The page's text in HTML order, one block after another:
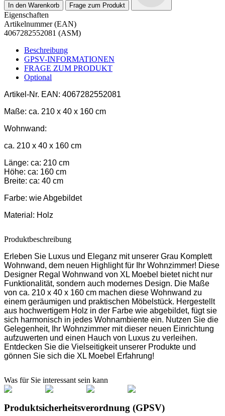
In den Warenkorb Frage zum Produkt
Eigenschaften
Artikelnummer (EAN)
4067282552081 (ASM)
Beschreibung
GPSV-INFORMATIONEN
FRAGE ZUM PRODUKT
Optional
Artikel-Nr. EAN: 4067282552081
Maße: ca. 210 x 40 x 160 cm
Wohnwand:
ca. 210 x 40 x 160 cm
Länge: ca: 210 cm
Höhe: ca: 160 cm
Breite: ca: 40 cm
Farbe: wie Abgebildet
Material: Holz
Produktbeschreibung
Erleben Sie Luxus und Eleganz mit unserer Grau Komplett
Wohnwand, dem neuen Highlight für Ihr Wohnzimmer! Diese
Designer Regal Wohnwand von XL Moebel bietet nicht nur
Funktionalität, sondern auch modernes Design. Die Maße
von ca. 210 x 40 x 160 cm machen diese Wohnwand zu
einem geräumigen und praktischen Möbelstück. Hergestellt
aus hochwertigem Holz in der Farbe wie abgebildet, fügt sie
sich harmonisch in jedes Wohnambiente ein. Nutzen Sie die
Gelegenheit, Ihr Wohnzimmer mit dieser neuen Einrichtung
aufzuwerten und einen Hauch von Luxus zu verleihen.
Entdecken Sie die Vielseitigkeit unserer Produkte und
gönnen Sie sich die XL Moebel Erfahrung!
Was für Sie interessant sein kann
Produktsicherheitsverordnung (GPSV)